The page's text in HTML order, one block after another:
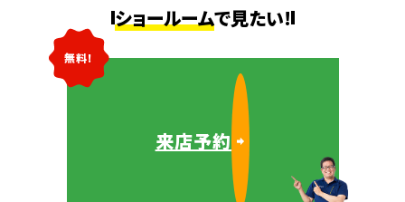
ショールームで見たい!
無料!
来店予約